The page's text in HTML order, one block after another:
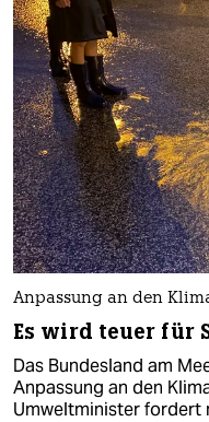
Anpassung an den
Es wird teuer für
Das Bundesland am
Anpassung an den
Umweltminister fordert